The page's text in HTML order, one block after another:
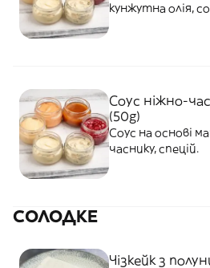
кунжутна олія,
Соус ніжно-
(50g)
Соус на основі
часнику, спецій.
СОЛОДКЕ
Чізкейк з